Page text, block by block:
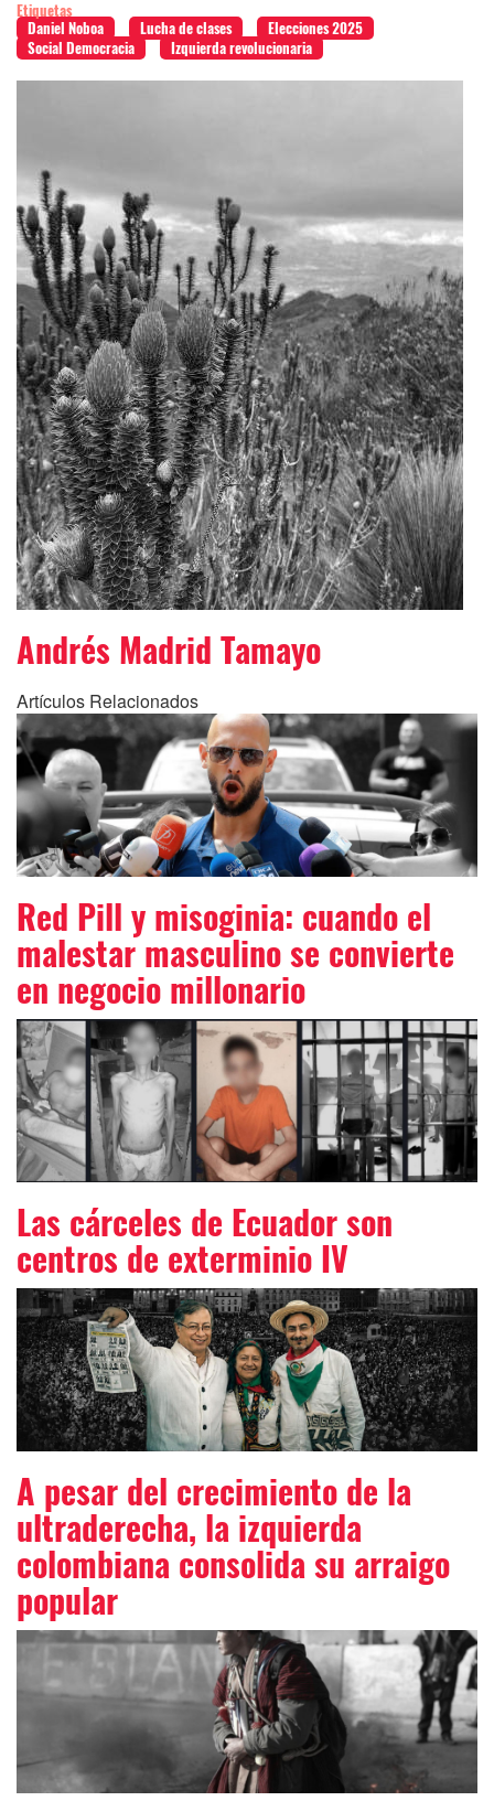
Etiquetas
Daniel Noboa
Lucha de clases
Elecciones 2025
Social Democracia
Izquierda revolucionaria
Andrés Madrid Tamayo
Artículos Relacionados
Red Pill y misoginia: cuando el
malestar masculino se convierte
en negocio millonario
Las cárceles de Ecuador son
centros de exterminio IV
A pesar del crecimiento de la
ultraderecha, la izquierda
colombiana consolida su arraigo
popular